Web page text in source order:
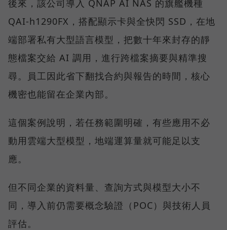
後來，該公司導入 QNAP AI NAS 的旗艦機種
QAI-h1290FX，搭配顯示卡與全快閃 SSD，在地
端部署私有大型語言模型，把數十年來封存的靜
態檔案交給 AI 調用，進行跨檔案摘要與精準搜
尋。員工因此省下翻找合約與報告的時間，核心
機密也能留在企業內部。
這個案例說明，若任務範圍明確，有些應用不必
動用雲端大型模型，地端運算量就可能足以支
應。
但不同企業的資料量、查詢方式與模型大小不
同，導入前仍需要概念驗證（POC）與技術人員
評估。